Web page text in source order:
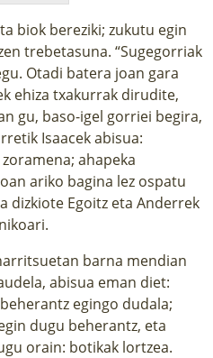
biok bereziki; zukutu egin
trebetasuna. “Sugegorriak
Otadi batera joan gara
ehiza txakurrak dirudite,
gu, baso-igel gorriei begira,
Isaacek abisua:
ahapeka
ariko bagina lez ospatu
dizkiote Egoitz eta Anderrek
barna mendian
abisua eman diet:
egingo dudala;
dugu beherantz, eta
orain: botikak lortzea.